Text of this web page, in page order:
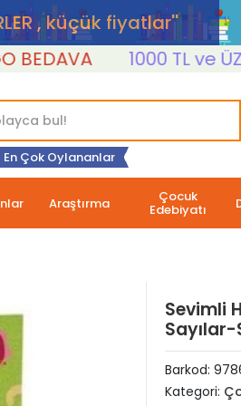
, küçük fiyatlar''
1000 TL ve ÜZERİ
En Çok Oylananlar
Araştırma Çocuk
Edebiyatı
Sevimli
Barkod:
Kategori: